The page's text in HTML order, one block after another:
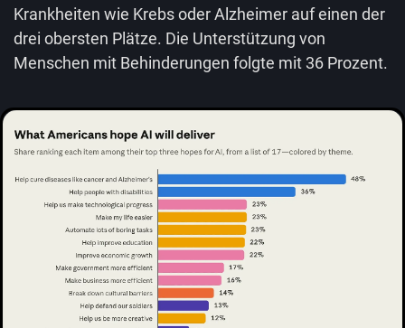
Krankheiten wie Krebs oder Alzheimer auf einen der
drei obersten Plätze. Die Unterstützung von
Menschen mit Behinderungen folgte mit 36 Prozent.